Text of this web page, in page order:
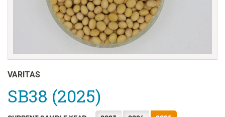
Sumber daya
ENGLISH
FRANÇAIS
한국어
VARITAS
SB38 (2025)